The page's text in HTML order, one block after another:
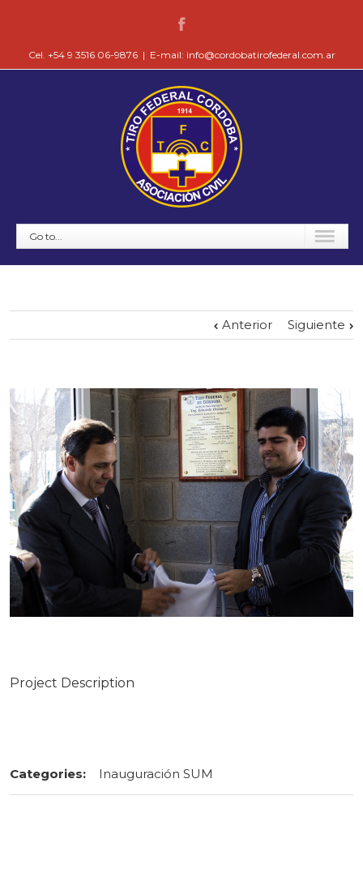
Cel. +54 9 3516 06-9876 | E-mail: info@cordobatirofederal.com.ar
Go to...
Anterior Siguiente
Project Description
Categories: Inauguración SUM